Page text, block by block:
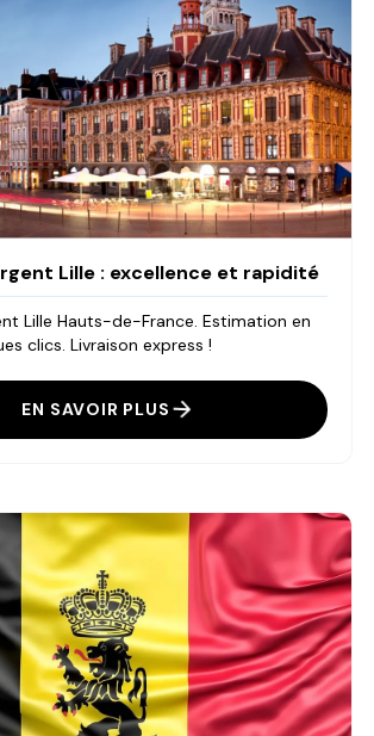
Lille : excellence et rapidité
Lille Hauts-de-France. Estimation en
clics. Livraison express !
EN SAVOIR PLUS